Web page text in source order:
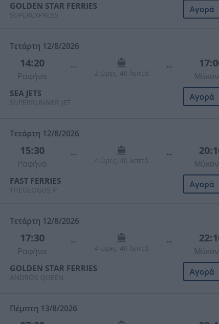
GOLDEN STAR FERRIES
SUPEREXPRESS
Αγορά
Τετάρτη 12/8/2026
14:20
Ραφήνα
...
2 ώρες, 40 λεπτά
...
SEA JETS
SUPERRUNNER JET
Αγορά
Τετάρτη 12/8/2026
15:30
Ραφήνα
...
4 ώρες, 40 λεπτά
...
FAST FERRIES
THEOLOGOS P
Αγορά
Τετάρτη 12/8/2026
17:30
Ραφήνα
...
4 ώρες, 40 λεπτά
...
GOLDEN STAR FERRIES
ANDROS QUEEN
Αγορά
Πέμπτη 13/8/2026